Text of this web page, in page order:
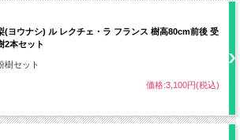
月、6月、10月 速効性化成肥料など
(ヨウナシ) ル レクチェ・ラ フランス 樹高80cm前後 受
2本セット
樹セット
価格:3,100円(税込)